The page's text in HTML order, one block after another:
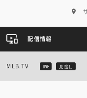
配信情報
MLB.TV LIVE 見逃し